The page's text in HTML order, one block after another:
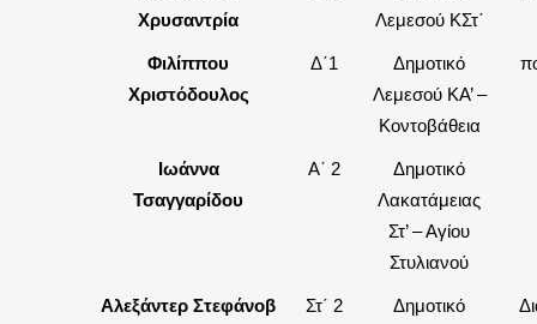
Χρυσαντρία
Λεμεσού ΚΣτ΄
Φιλίππου
Χριστόδουλος
Δ΄1
Δημοτικό
Λεμεσού ΚΑ’ –
Κοντοβάθεια
Ιωάννα
Τσαγγαρίδου
Α΄ 2
Δημοτικό
Λακατάμειας
Στ’ – Αγίου
Στυλιανού
Αλεξάντερ Στεφάνοβ Στ΄ 2
Δημοτικό